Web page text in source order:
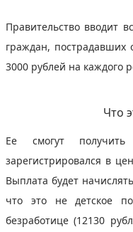
Правительство вводит
граждан, пострадавших
3000 рублей на каждого
Что
Ее смогут
зарегистрировался в
Выплата будет
что это не детское
безработице (12130